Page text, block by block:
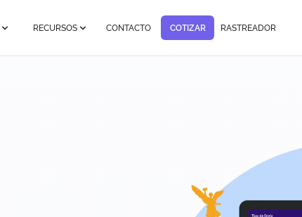
RECURSOS CONTACTO COTIZAR RASTREADOR